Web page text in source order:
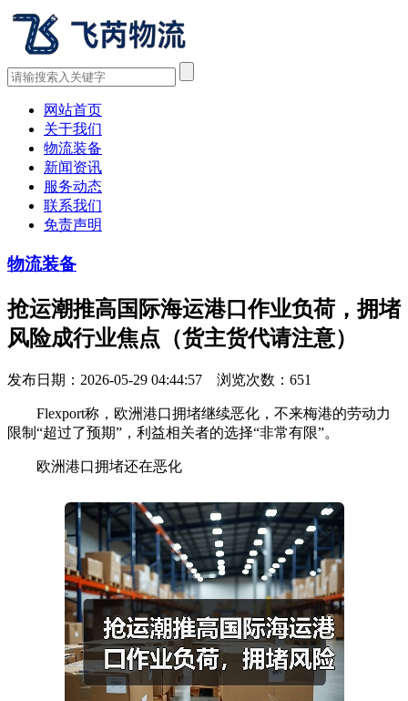
网站首页
关于我们
物流装备
新闻资讯
服务动态
联系我们
免责声明
物流装备
抢运潮推高国际海运港口作业负荷，拥堵
风险成行业焦点（货主货代请注意）
发布日期：2026-05-29 04:44:57 浏览次数： 651
Flexport称，欧洲港口拥堵继续恶化，不来梅港的劳动力
限制“超过了预期”，利益相关者的选择“非常有限”。
欧洲港口拥堵还在恶化